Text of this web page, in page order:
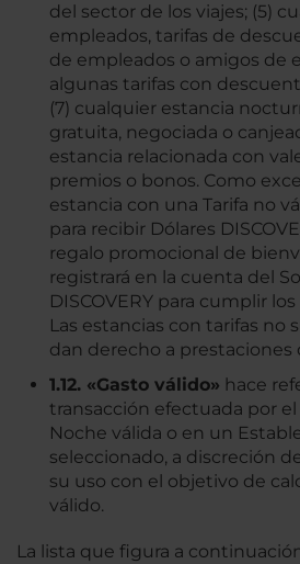
del sector de los viajes; (5)
empleados, tarifas de
de empleados o amigos de
algunas tarifas con
(7) cualquier estancia
gratuita, negociada o
estancia relacionada con
premios o bonos. Como
estancia con una Tarifa no
para recibir Dólares
regalo promocional de
registrará en la cuenta del
DISCOVERY para cumplir
Las estancias con tarifas no
dan derecho a prestaciones
1.12. «Gasto válido» hace
transacción efectuada por
Noche válida o en un
seleccionado, a discreción
su uso con el objetivo de
válido.
La lista que figura a